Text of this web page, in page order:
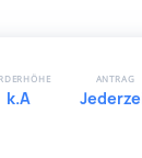
k.A
ANTRAG